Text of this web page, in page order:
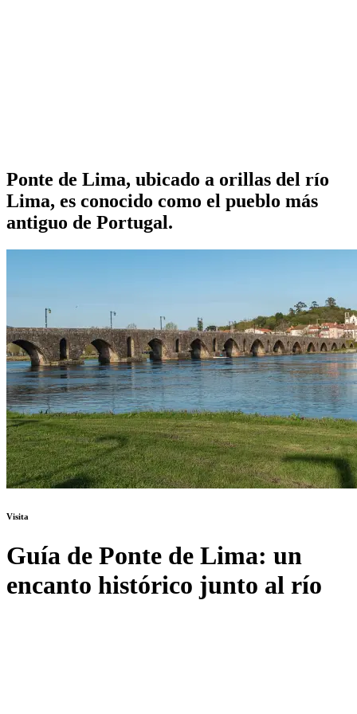
Ponte de Lima, ubicado a orillas del río
Lima, es conocido como el pueblo más
antiguo de Portugal.
Visita
Guía de Ponte de Lima: un
encanto histórico junto al río